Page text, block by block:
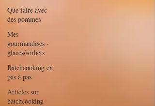
Que faire avec
des pommes
Mes
gourmandises -
glaces/sorbets
Batchcooking en
pas à pas
Articles sur
batchcooking